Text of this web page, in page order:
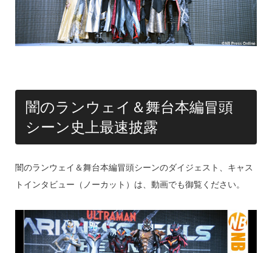
闇のランウェイ＆舞台本編冒頭
シーン史上最速披露
闇のランウェイ＆舞台本編冒頭シーンのダイジェスト、キャス
トインタビュー（ノーカット）は、動画でも御覧ください。